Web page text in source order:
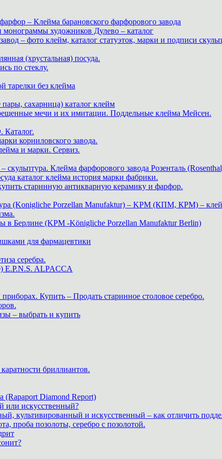
– Клейма барановского фарфорового завода
художников Дулево – каталог
– фото клейм, каталог статуэток, марки и подписи
(хрустальная) посуда.
по стеклу.
тарелки без клейма
сахарница) каталог клейм
мечи и их имитации. Поддельные клейма Мейсен.
корниловского завода.
и марки. Сервиз.
Клейма фарфорового завода Розенталь
каталог клейма история марки фабрики.
старинную антикварную керамику и фарфор.
(Konigliche Porzellan Manufaktur) – KPM (КПМ, КРМ) –
в Берлине (KPM -Königliche Porzellan Manufaktur Berlin)
для фармацевтики
серебра.
E.P.N.S. ALPACCA
Купить – Продать старинное столовое серебро.
– выбрать и купить
бриллиантов.
Diamond Report)
или искусственный?
культивированный и искусственный – как отличить
проба позолоты, серебро с позолотой.